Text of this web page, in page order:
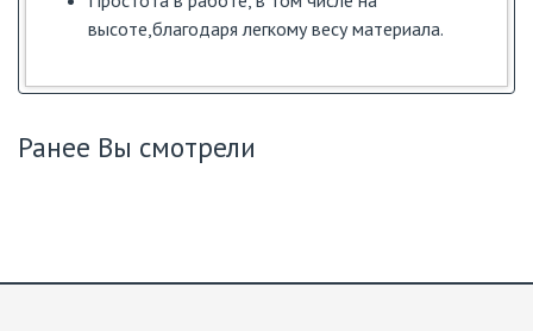
высоте,благодаря легкому весу материала.
Ранее Вы смотрели